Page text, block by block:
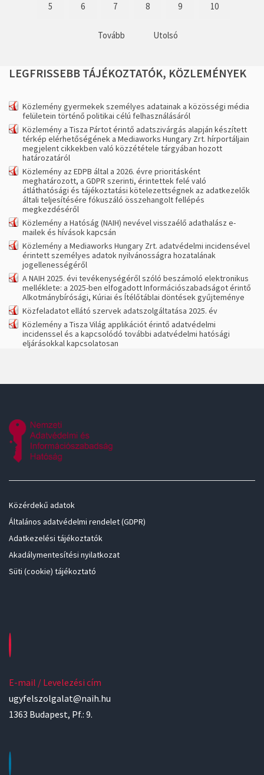
5 6 7 8 9 10
Tovább Utolsó
LEGFRISSEBB TÁJÉKOZTATÓK, KÖZLEMÉNYEK
Közlemény gyermekek személyes adatainak a közösségi média
felületein történő politikai célú felhasználásáról
Közlemény a Tisza Pártot érintő adatszivárgás alapján készített
térkép elérhetőségének a Mediaworks Hungary Zrt. hírportáljain
megjelent cikkekben való közzététele tárgyában hozott
határozatáról
Közlemény az EDPB által a 2026. évre prioritásként
meghatározott, a GDPR szerinti, érintettek felé való
átláthatósági és tájékoztatási kötelezettségnek az adatkezelők
általi teljesítésére fókuszáló összehangolt fellépés
megkezdéséről
Közlemény a Hatóság (NAIH) nevével visszaélő adathalász e-
mailek és hívások kapcsán
Közlemény a Mediaworks Hungary Zrt. adatvédelmi incidensével
érintett személyes adatok nyilvánosságra hozatalának
jogellenességéről
A NAIH 2025. évi tevékenységéről szóló beszámoló elektronikus
melléklete: a 2025-ben elfogadott Információszabadságot érintő
Alkotmánybírósági, Kúriai és Ítélőtáblai döntések gyűjteménye
Közfeladatot ellátó szervek adatszolgáltatása 2025. év
Közlemény a Tisza Világ applikációt érintő adatvédelmi
incidenssel és a kapcsolódó további adatvédelmi hatósági
eljárásokkal kapcsolatosan
Közérdekű adatok
Általános adatvédelmi rendelet (GDPR)
Adatkezelési tájékoztatók
Akadálymentesítési nyilatkozat
Süti (cookie) tájékoztató
E-mail / Levelezési cím
ugyfelszolgalat@naih.hu
1363 Budapest, Pf.: 9.